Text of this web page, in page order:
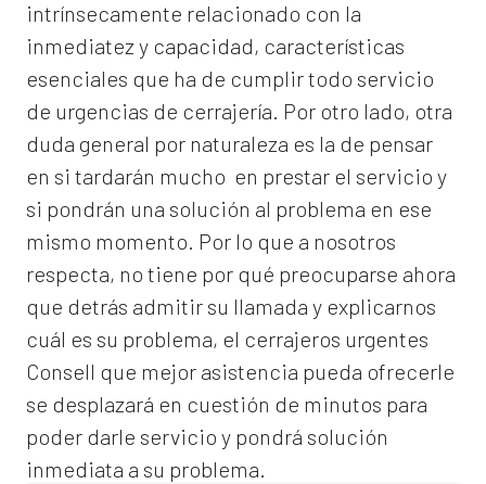
intrínsecamente relacionado con la
inmediatez y capacidad, características
esenciales que ha de cumplir todo servicio
de urgencias de cerrajería. Por otro lado, otra
duda general por naturaleza es la de pensar
en si tardarán mucho en prestar el servicio y
si pondrán una solución al problema en ese
mismo momento. Por lo que a nosotros
respecta, no tiene por qué preocuparse ahora
que detrás admitir su llamada y explicarnos
cuál es su problema, el cerrajeros urgentes
Consell que mejor asistencia pueda ofrecerle
se desplazará en cuestión de minutos para
poder darle servicio y pondrá solución
inmediata a su problema.